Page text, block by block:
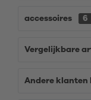
accessoires 6
Vergelijkbare
Andere klanten